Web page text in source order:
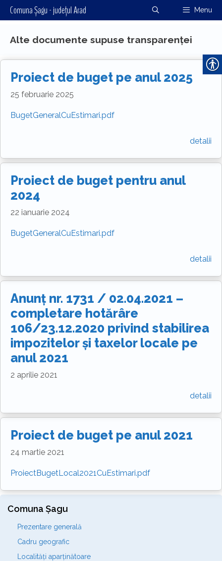
Sari
la
conținut
Comuna Șagu - județul Arad Menu
Alte documente supuse transparenței
Proiect de buget pe anul 2025
25 februarie 2025
BugetGeneralCuEstimari.pdf
detalii
Proiect de buget pentru anul
2024
22 ianuarie 2024
BugetGeneralCuEstimari.pdf
detalii
Anunț nr. 1731 / 02.04.2021 –
completare hotărâre
106/23.12.2020 privind stabilirea
impozitelor și taxelor locale pe
anul 2021
2 aprilie 2021
detalii
Proiect de buget pe anul 2021
24 martie 2021
ProiectBugetLocal2021CuEstimari.pdf
Comuna Șagu
Prezentare generală
Cadru geografic
Localități aparținătoare